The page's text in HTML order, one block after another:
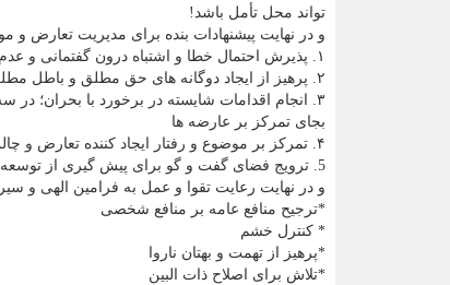
تواند محل تأمل باشد!
و در نهایت پیشنهادات بنده برای مدیریت تعارض و
۱. پذیرش احتمال خطا و اشتباه درون گفتمانی و عدم فرافکنی در موارد خطا
۲. پرهیز از ایجاد دوگانه های حق مطلق و باطل مطلق در درون گفتمان
۳. انجام اقدامات شایسته در برخورد با بحران؛
بجای تمرکز بر عارضه ها
۴. تمرکز بر موضوع و رفتار ایجاد کننده تعارض و چالش، بجای افراد!
5. ترویج فضای گفت و گو برای پیش گیری از توسعه سوء تفاهمات
و در نهایت رعایت تقوا و عمل به فرامین الهی و
*ترجیح منافع عامه بر منافع شخصی
* کنترل خشم
*پرهیز از تهمت و بهتان ناروا
*تلاش برای اصلاح ذات البین